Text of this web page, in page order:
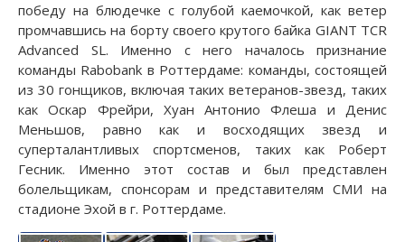
победу на блюдечке с голубой каемочкой, как ветер
промчавшись на борту своего крутого байка GIANT TCR
Advanced SL. Именно с него началось признание
команды Rabobank в Роттердаме: команды, состоящей
из 30 гонщиков, включая таких ветеранов-звезд, таких
как Оскар Фрейри, Хуан Антонио Флеша и Денис
Меньшов, равно как и восходящих звезд и
суперталантливых спортсменов, таких как Роберт
Гесник. Именно этот состав и был представлен
болельщикам, спонсорам и представителям СМИ на
стадионе Эхой в г. Роттердаме.